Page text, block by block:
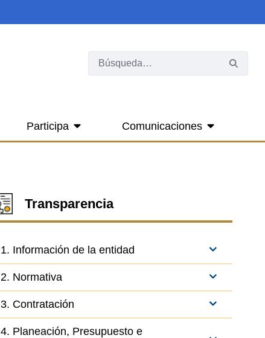
Participa Comunicaciones
Transparencia
1. Información de la entidad
2. Normativa
3. Contratación
4. Planeación, Presupuesto e